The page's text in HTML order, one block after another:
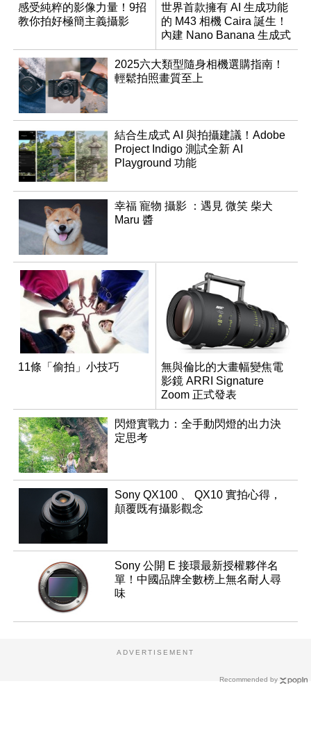
感受純粹的影像力量！9招
教你拍好極簡主義攝影
世界首款擁有 AI 生成功能
的 M43 相機 Caira 誕生！
內建 Nano Banana 生成式
AI
2025六大類型隨身相機選購指南！
輕鬆拍照畫質至上
結合生成式 AI 與拍攝建議！Adobe
Project Indigo 測試全新 AI
Playground 功能
幸福 寵物 攝影 ：遇見 微笑 柴犬
Maru 醬
11條「偷拍」小技巧
無與倫比的大畫幅變焦電
影鏡 ARRI Signature
Zoom 正式發表
閃燈實戰力：全手動閃燈的出力決
定思考
Sony QX100 、 QX10 實拍心得，
顛覆既有攝影觀念
Sony 公開 E 接環最新授權夥伴名
單！中國品牌全數榜上無名耐人尋
味
Recommended by
ADVERTISEMENT